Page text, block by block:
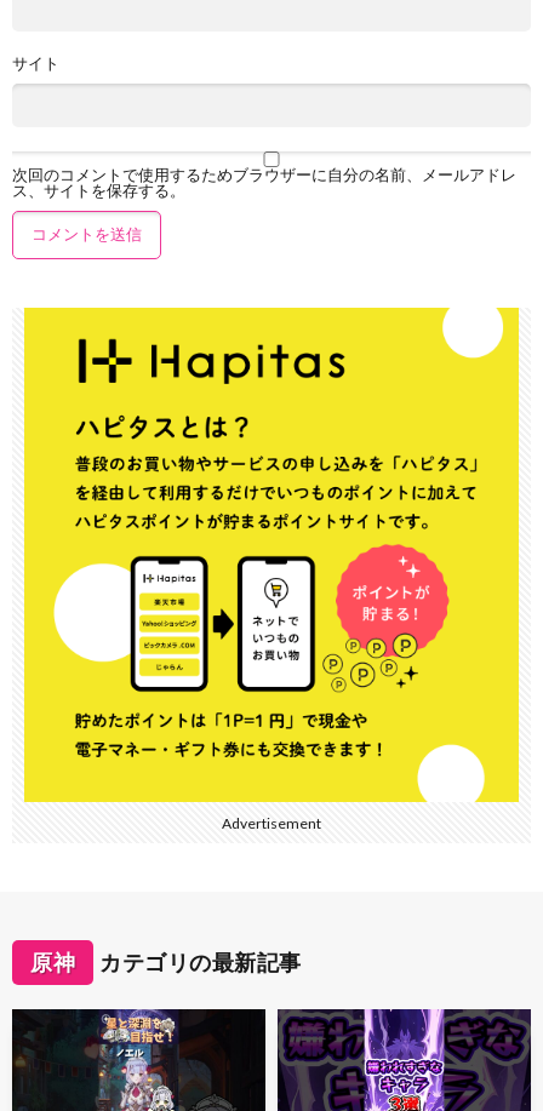
サイト
次回のコメントで使用するためブラウザーに自分の名前、メールアドレ
ス、サイトを保存する。
Advertisement
原神 カテゴリの最新記事